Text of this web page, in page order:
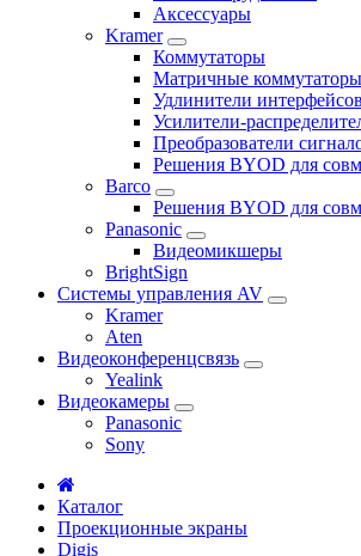
Аксессуары
Kramer
Коммутаторы
Матричные коммутаторы
Удлинители интерфейсов
Усилители-
Преобразователи
Решения BYOD для
Barco
Решения BYOD для
Panasonic
Видеомикшеры
BrightSign
Системы управления AV
Kramer
Aten
Видеоконференцсвязь
Yealink
Видеокамеры
Panasonic
Sony
Каталог
Проекционные экраны
Digis